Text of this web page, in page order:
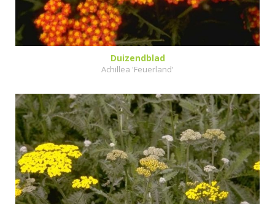
Duizendblad
Achillea 'Feuerland'